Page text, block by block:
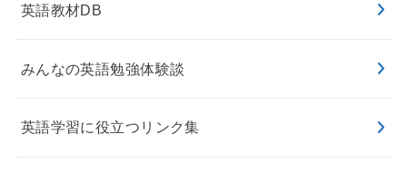
英語教材DB
みんなの英語勉強体験談
英語学習に役立つリンク集